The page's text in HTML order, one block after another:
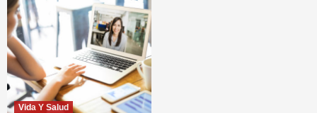
Vida Y Salud